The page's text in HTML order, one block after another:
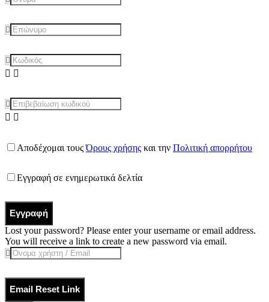
Αποδέχομαι τουςΌρους χρήσης και την Πολιτική απορρήτου
Εγγραφή σε ενημερωτικά δελτία
Εγγραφή
Lost your password? Please enter your username or email address.
You will receive a link to create a new password via email.
Email Reset Link